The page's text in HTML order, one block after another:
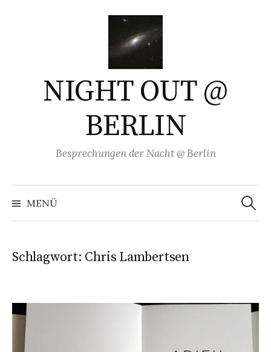
NIGHT OUT @
BERLIN
Besprechungen der Nacht @ Berlin
MENÜ
Suchen
nach:
Schlagwort: Chris Lambertsen